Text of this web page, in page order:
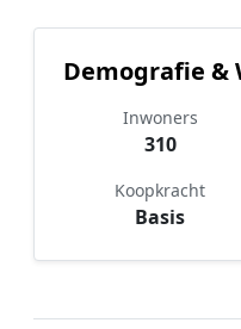
Demografie &
Inwoners
310
Koopkracht
Basis